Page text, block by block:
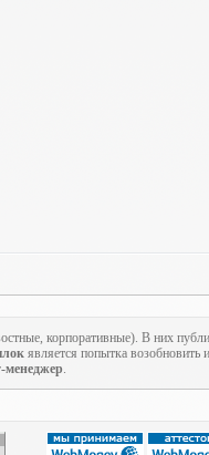
корпоративные). В них
является попытка возобновить
менеджер.